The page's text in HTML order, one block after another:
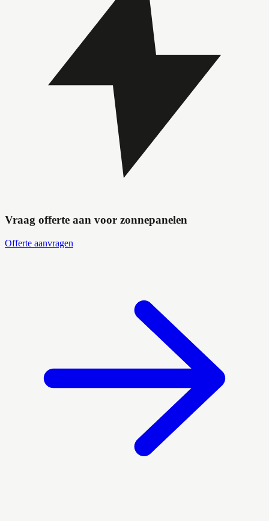
Vraag offerte aan voor zonnepanelen
Offerte aanvragen